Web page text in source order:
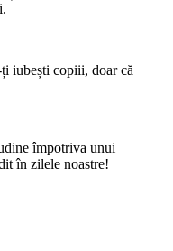
iubești copiii, doar că
împotriva unui
în zilele noastre!